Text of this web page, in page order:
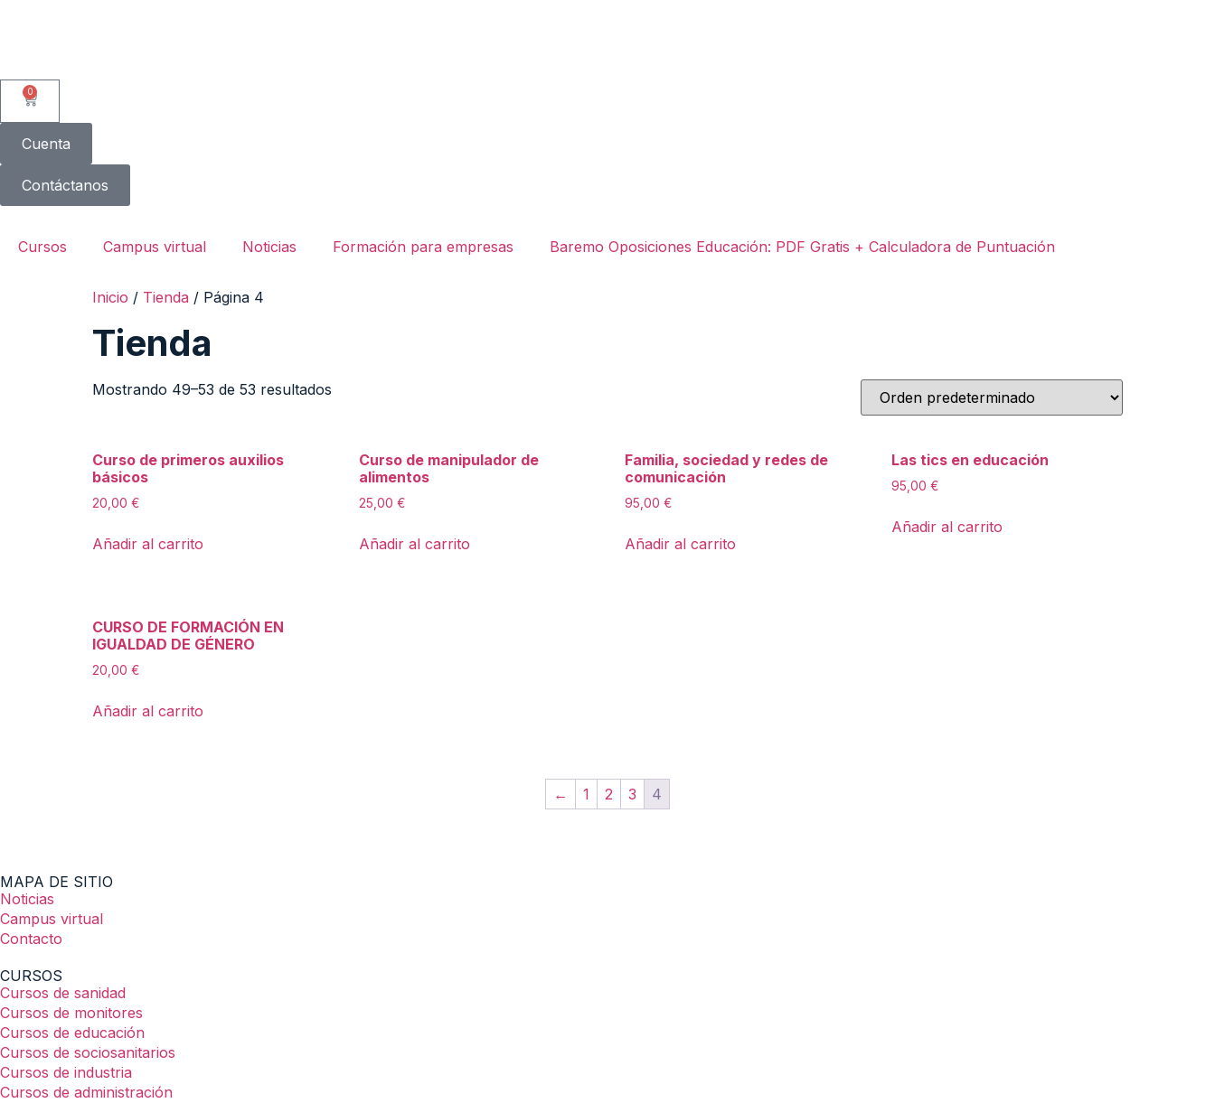
0
Cuenta
Contáctanos
Cursos Campus virtual Noticias Formación para empresas Baremo Oposiciones Educación: PDF Gratis + Calculadora de Puntuación
Inicio / Tienda / Página 4
Tienda
Mostrando 49–53 de 53 resultados
Curso de primeros auxilios
básicos
20,00 €
Añadir al carrito
Curso de manipulador de
alimentos
25,00 €
Añadir al carrito
Familia, sociedad y redes de
comunicación
95,00€
Añadir al carrito
Las tics en educación
95,00€
Añadir al carrito
CURSO DE FORMACIÓN EN
IGUALDAD DE GÉNERO
20,00 €
Añadir al carrito
← 1 2 3 4
MAPA DE SITIO
Noticias
Campus virtual
Contacto
CURSOS
Cursos de sanidad
Cursos de monitores
Cursos de educación
Cursos de sociosanitarios
Cursos de industria
Cursos de administración